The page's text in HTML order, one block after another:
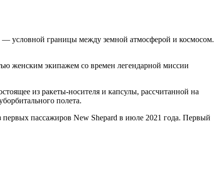
— условной границы между земной атмосферой и космосом.
женским экипажем со времен легендарной миссии
из ракеты-носителя и капсулы, рассчитанной на
полета.
пассажиров New Shepard в июле 2021 года. Первый